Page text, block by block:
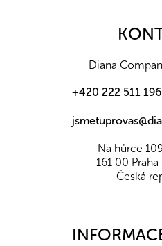
Diana
+420 222 511 196
Na hůrce
161 00
Česká